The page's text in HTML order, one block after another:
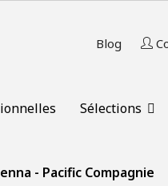
Blog
Sélections
- Pacific Compagnie